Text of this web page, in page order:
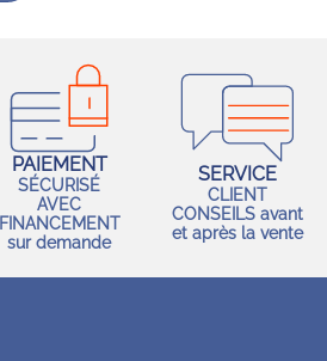
PAIEMENT
SÉCURISÉ
AVEC
FINANCEMENT
sur demande
SERVICE
CLIENT
CONSEILS avant
et après la vente